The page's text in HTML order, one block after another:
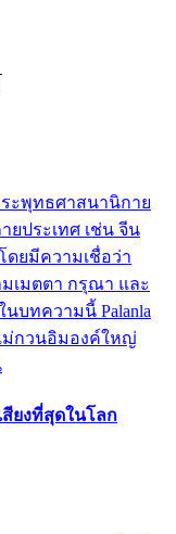
ะพุทธศาสนานิกาย
ประเทศ เช่น จีน
ดยมีความเชื่อว่า
เมตตา กรุณา และ
บทความนี้ Palanla
ม่กวนอิมองค์ใหญ่
ยงที่สุดในโลก